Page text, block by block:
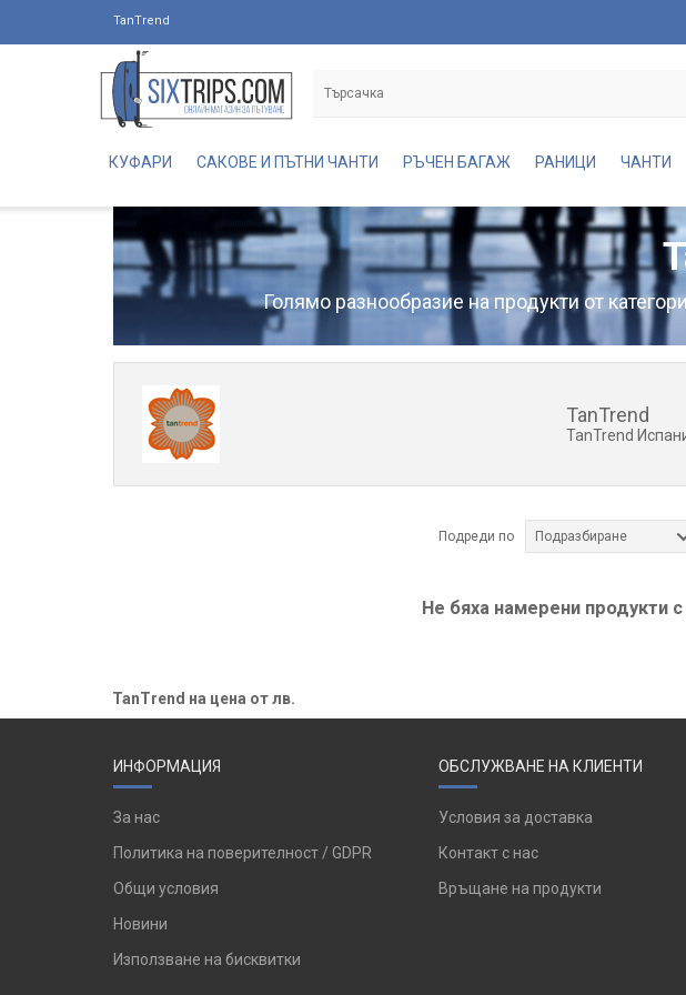
TanTrend
КУФАРИ САКОВЕ И ПЪТНИ ЧАНТИ РЪЧЕН БАГАЖ РАНИЦИ ЧАНТИ
Голямо разнообразие на продукти от
TanTrend
TanTrend
Подреди по Подразбиране
Не бяха намерени продукти
TanTrend на цена от лв.
ИНФОРМАЦИЯ
За нас
Политика на поверителност / GDPR
Общи условия
Новини
Използване на бисквитки
ОБСЛУЖВАНЕ НА КЛИЕНТИ
Условия за доставка
Контакт с нас
Връщане на продукти